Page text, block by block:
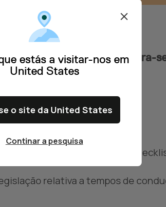
by Multitempo encontra-
viatura, preenchimento de
relativa a tempos de
estás a visitar-nos em
United States
o site da United States
Continar a pesquisa